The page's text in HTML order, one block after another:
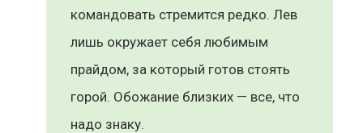
командовать стремится редко. Лев
лишь окружает себя любимым
прайдом, за который готов стоять
горой. Обожание близких — все, что
надо знаку.